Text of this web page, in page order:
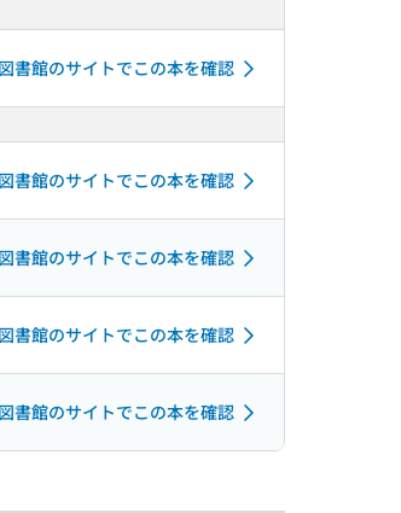
書館のサイトでこの本を確認
書館のサイトでこの本を確認
書館のサイトでこの本を確認
書館のサイトでこの本を確認
書館のサイトでこの本を確認